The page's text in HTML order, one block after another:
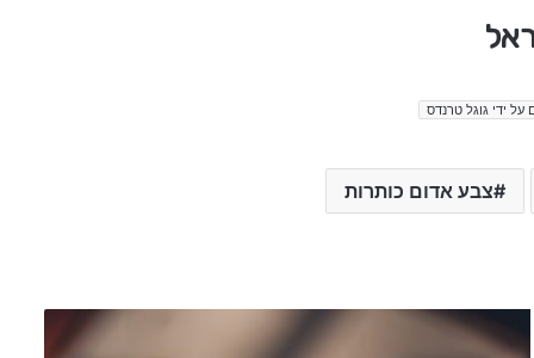
על ידי גוגל טרנדס
צבע אדום כותרות
ב